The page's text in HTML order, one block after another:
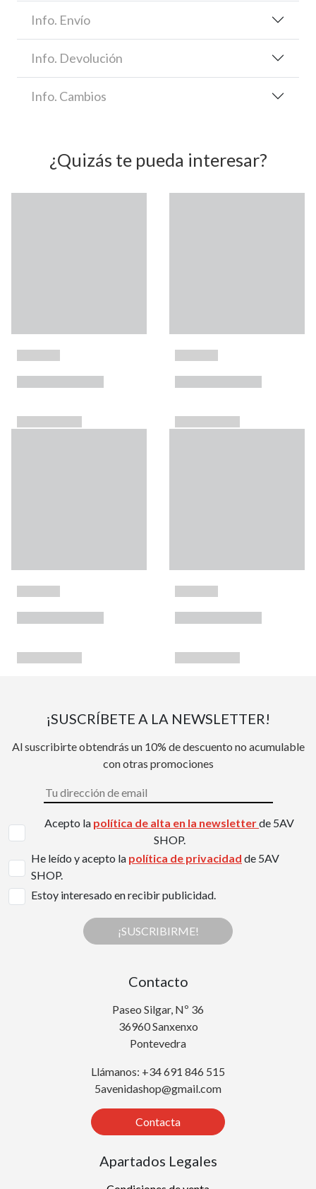
Info. Envío
Info. Devolución
Info. Cambios
¿Quizás te pueda interesar?
¡SUSCRÍBETE A LA NEWSLETTER!
Al suscribirte obtendrás un 10% de descuento no acumulable
con otras promociones
Acepto la política de alta en la newsletterde 5AV
SHOP.
He leído y acepto la política de privacidad de 5AV
SHOP.
Estoy interesado en recibir publicidad.
¡SUSCRIBIRME!
Contacto
Paseo Silgar, Nº 36
36960 Sanxenxo
Pontevedra
Llámanos: +34 691 846 515
5avenidashop@gmail.com
Contacta
Apartados Legales